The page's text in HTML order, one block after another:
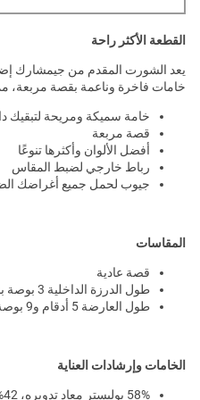
القطعة الأكثر راحة
يعد الشورت المقدم من جيمشارك
خامات فاخرة وناعمة بقصة مربعة،
خامة سميكة ومريحة لتبقيك
قصة مربعة
أفضل الألوان وأكثرها تنوعًا
رباط خارجي لضبط المقاس
جيوب لحمل جميع أغراضك
المقاسات
قصة عادية
طول الدرزة الداخلية 3 بوصة بناءً على المقاس M
طول العارضة 5 أدقام و9 بوصة وترتدي المقاس S
الخامات وإرشادات العناية
58% بوليستر معاد تدويره، 42% قطن